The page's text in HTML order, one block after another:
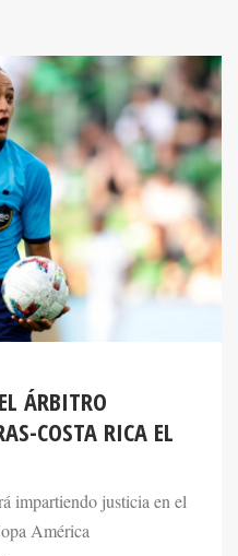
ÁRBITRO
COSTA RICA EL
impartiendo justicia en el
América